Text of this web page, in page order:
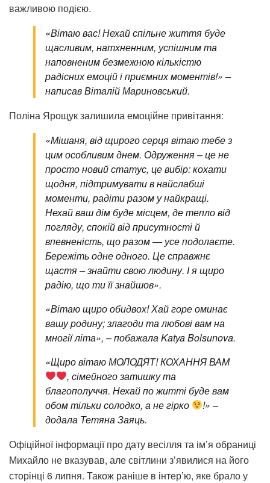
важливою подією.
«Вітаю вас! Нехай спільне життя буде
щасливим, натхненним, успішним та
наповненим безмежною кількістю
радісних емоцій і приємних моментів!» –
написав Віталій Мариновський.
Поліна Ярощук залишила емоційне привітання:
«Мішаня, від щирого серця вітаю тебе з
цим особливим днем. Одруження – це не
просто новий статус, це вибір: кохати
щодня, підтримувати в найслабші
моменти, радіти разом у найкращі.
Нехай ваш дім буде місцем, де тепло від
погляду, спокій від присутності й
впевненість, що разом — усе подолаєте.
Бережіть одне одного. Це справжнє
щастя – знайти свою людину. І я щиро
радію, що ти її знайшов».
«Вітаю щиро обидвох! Хай горе оминає
вашу родину; злагоди та любові вам на
многії літа», – побажала Katya Bolsunova.
«Щиро вітаю МОЛОДЯТ! КОХАННЯ ВАМ
, сімейного затишку та
благополуччя. Нехай по житті буде вам
обом тільки солодко, а не гірко
!» –
додала Тетяна Заяць.
Офіційної інформації про дату весілля та ім’я обраниці
Михайло не вказував, але світлини з’явилися на його
сторінці 6 липня. Також раніше в інтер’ю, яке брало у